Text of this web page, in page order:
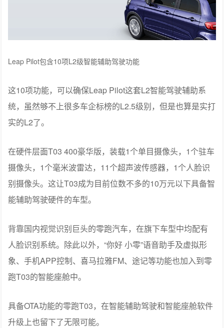
Leap Pilot包含10项L2级智能辅助驾驶功能
这10项功能，可以确保Leap Pilot这套L2智能驾驶辅助系
统，虽然够不上很多车企标榜的L2.5级别，但是也算是实打
实的L2了。
在硬件层面T03 400豪华版，装载1个单目摄像头，1个驻车
摄像头，1个毫米波雷达，11个超声波传感器，1个人脸识
别摄像头。这让T03成为目前位数不多的10万元以下具备智
能辅助驾驶硬件的车型。
背靠国内视觉识别巨头的零跑汽车，在旗下车型中均配有
人脸识别系统。除此以外，“你好 小零”语音助手及虚拟形
象、手机APP控制、喜马拉雅FM、途记等功能也加入到零
跑T03的智能座舱中。
具备OTA功能的零跑T03，在智能辅助驾驶和智能座舱软件
升级上也留下了无限可能。